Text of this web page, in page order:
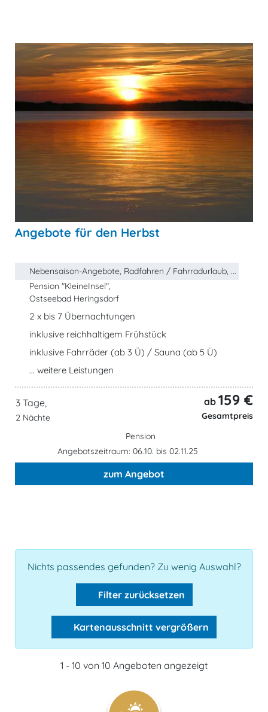
Angebote für den Herbst
Nebensaison-Angebote, Radfahren / Fahrradurlaub, ...
Pension "KleineInsel",
Ostseebad Heringsdorf
2 x bis 7 Übernachtungen
inklusive reichhaltigem Frühstück
inklusive Fahrräder (ab 3 Ü) / Sauna (ab 5 Ü)
... weitere Leistungen
3 Tage,
2 Nächte
ab 159 €
Gesamtpreis
Pension
Angebotszeitraum: 06.10. bis 02.11.25
zum Angebot
Nichts passendes gefunden? Zu wenig Auswahl?
Filter zurücksetzen
Kartenausschnitt vergrößern
1 - 10 von 10 Angeboten angezeigt